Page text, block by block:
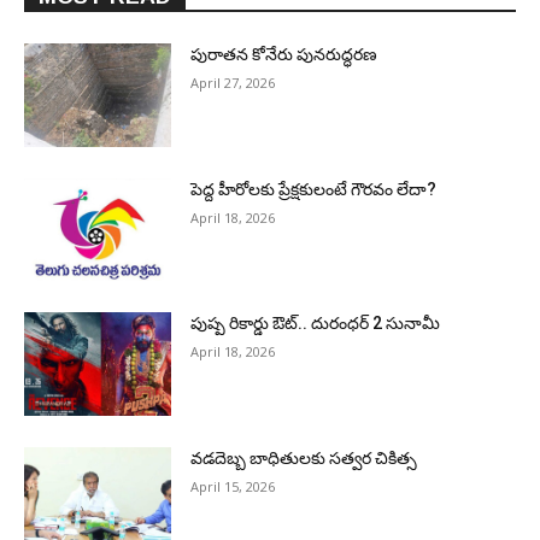
పురాత‌న కోనేరు పున‌రుద్ధ‌ర‌ణ
April 27, 2026
పెద్ద హీరోల‌కు ప్రేక్ష‌కులంటే గౌర‌వం లేదా?
April 18, 2026
పుష్ప రికార్డు ఔట్‌.. దురంధ‌ర్ 2 సునామీ
April 18, 2026
వడదెబ్బ బాధితులకు సత్వర చికిత్స
April 15, 2026